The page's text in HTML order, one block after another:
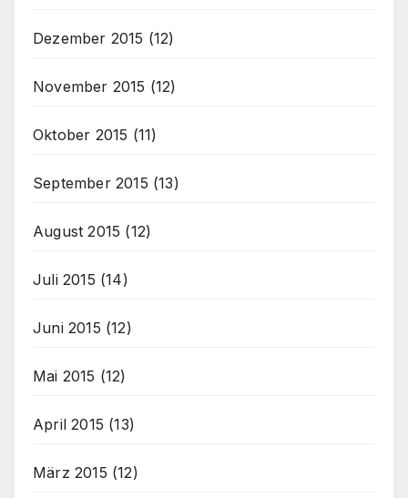
Dezember 2015 (12)
November 2015 (12)
Oktober 2015 (11)
September 2015 (13)
August 2015 (12)
Juli 2015 (14)
Juni 2015 (12)
Mai 2015 (12)
April 2015 (13)
März 2015 (12)